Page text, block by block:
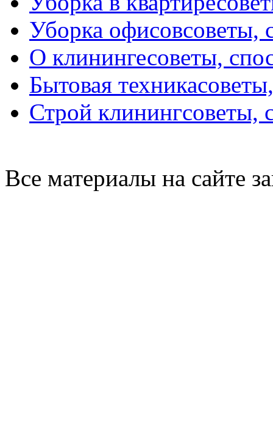
Уборка офисовсоветы,
О клинингесоветы,
Бытовая техника
Строй клинингсоветы,
Все материалы на сайте